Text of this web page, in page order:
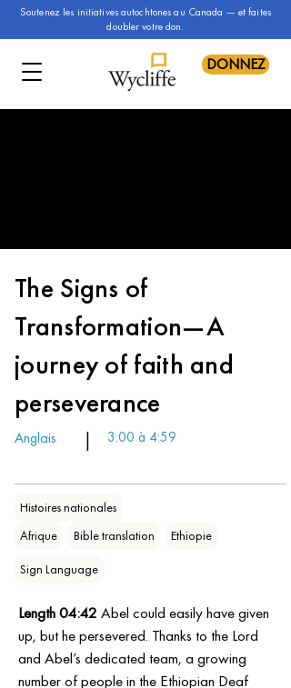
Soutenez les initiatives autochtones au Canada — et faites
doubler votre don.
DONNEZ
The Signs of
Transformation—A
journey of faith and
perseverance
Anglais | 3:00 à 4:59
Histoires nationales
Afrique
Bible translation Ethiopie
Sign Language
Length 04:42 Abel could easily have given
up, but he persevered. Thanks to the Lord
and Abel’s dedicated team, a growing
number of people in the Ethiopian Deaf